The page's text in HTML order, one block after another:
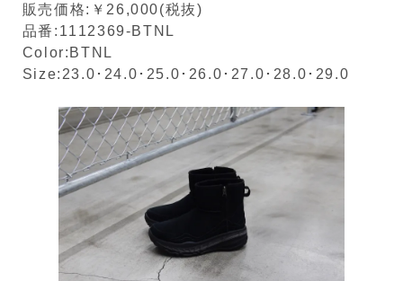
販売価格:￥26,000(税抜)
品番:1112369-BTNL
Color:BTNL
Size:23.0･24.0･25.0･26.0･27.0･28.0･29.0